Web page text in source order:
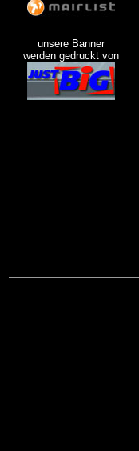
unsere Banner
werden gedruckt von